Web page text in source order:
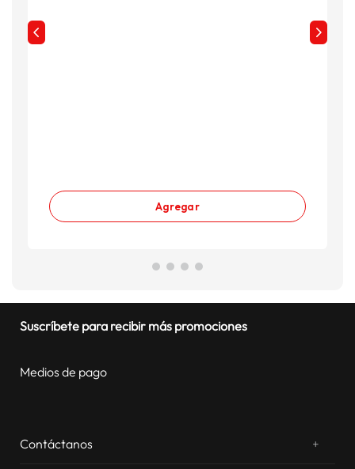
Agregar
Suscríbete para recibir más promociones
Medios de pago
Contáctanos +